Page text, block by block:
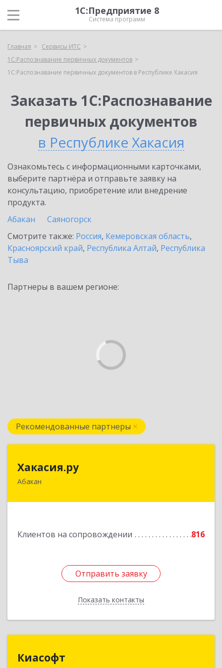
1С:Предприятие 8
Система программ
Главная
Сервисы ИТС
1С:Распознавание первичных документов
1С:Распознавание первичных документов в Республике Хакасия
Заказать 1С:Распознавание
первичных документов
в Республике Хакасия
Ознакомьтесь с информационными карточками,
выберите партнёра и отправьте заявку на
консультацию, приобретение или внедрение
продукта.
Абакан
Саяногорск
Смотрите также: Россия, Кемеровская область,
Красноярский край, Республика Алтай, Республика
Тыва
Партнеры в вашем регионе:
Рекомендованные партнеры
Хакасия.ру
Абакан
Клиентов на сопровождении 816
Отправить заявку
Показать контакты
655017, Хакасия Респ, Абакан г, Вяткина ул, дом
Отправить заявку
Назад
Киасофт